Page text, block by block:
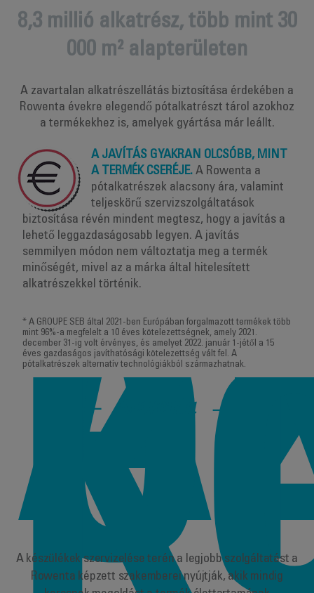
8,3 millió alkatrész, több mint 30
000 m² alapterületen
A zavartalan alkatrészellátás biztosítása érdekében a
Rowenta évekre elegendő pótalkatrészt tárol azokhoz
a termékekhez is, amelyek gyártása már leállt.
A JAVÍTÁS GYAKRAN OLCSÓBB, MINT
A TERMÉK CSERÉJE. A Rowenta a
pótalkatrészek alacsony ára, valamint
teljeskörű szervizszolgáltatások
biztosítása révén mindent megtesz, hogy a javítás a
lehető leggazdaságosabb legyen. A javítás
semmilyen módon nem változtatja meg a termék
minőségét, mivel az a márka által hitelesített
alkatrészekkel történik.
* A GROUPE SEB által 2021-ben Európában forgalmazott termékek több
mint 96%-a megfelelt a 10 éves kötelezettségnek, amely 2021.
december 31-ig volt érvényes, és amelyet 2022. január 1-jétől a 15
éves gazdaságos javíthatósági kötelezettség vált fel. A
pótalkatrészek alternatív technológiákból származhatnak.
Rowenta
A készülékek szervizelése terén a legjobb szolgáltatást a
Rowenta képzett szakemberei nyújtják, akik mindig